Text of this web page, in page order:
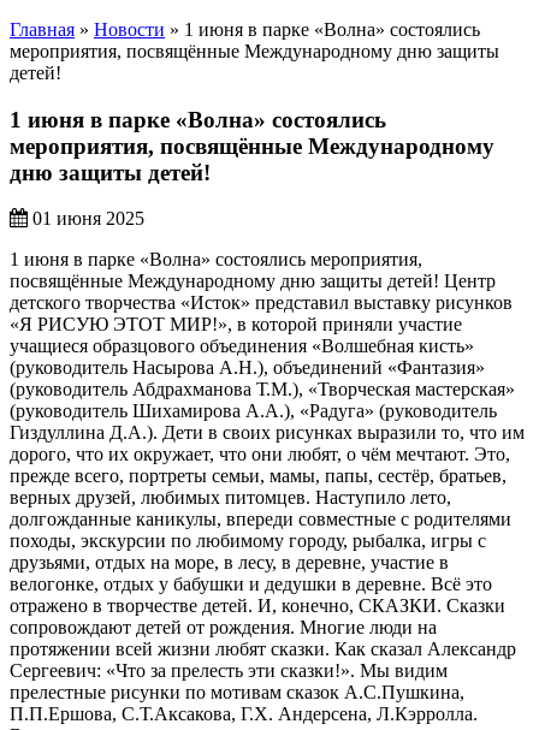
Главная » Новости » 1 июня в парке «Волна» состоялись
мероприятия, посвящённые Международному дню защиты
детей!
1 июня в парке «Волна» состоялись
мероприятия, посвящённые Международному
дню защиты детей!
01 июня 2025
1 июня в парке «Волна» состоялись мероприятия,
посвящённые Международному дню защиты детей! Центр
детского творчества «Исток» представил выставку рисунков
«Я РИСУЮ ЭТОТ МИР!», в которой приняли участие
учащиеся образцового объединения «Волшебная кисть»
(руководитель Насырова А.Н.), объединений «Фантазия»
(руководитель Абдрахманова Т.М.), «Творческая мастерская»
(руководитель Шихамирова А.А.), «Радуга» (руководитель
Гиздуллина Д.А.). Дети в своих рисунках выразили то, что им
дорого, что их окружает, что они любят, о чём мечтают. Это,
прежде всего, портреты семьи, мамы, папы, сестёр, братьев,
верных друзей, любимых питомцев. Наступило лето,
долгожданные каникулы, впереди совместные с родителями
походы, экскурсии по любимому городу, рыбалка, игры с
друзьями, отдых на море, в лесу, в деревне, участие в
велогонке, отдых у бабушки и дедушки в деревне. Всё это
отражено в творчестве детей. И, конечно, СКАЗКИ. Сказки
сопровождают детей от рождения. Многие люди на
протяжении всей жизни любят сказки. Как сказал Александр
Сергеевич: «Что за прелесть эти сказки!». Мы видим
прелестные рисунки по мотивам сказок А.С.Пушкина,
П.П.Ершова, С.Т.Аксакова, Г.Х. Андерсена, Л.Кэрролла.